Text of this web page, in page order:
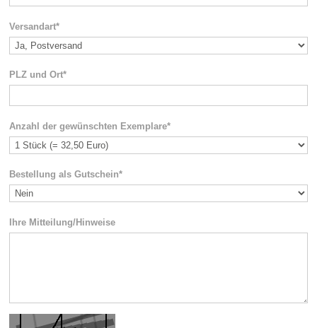
Versandart*
PLZ und Ort*
Anzahl der gewünschten Exemplare*
Bestellung als Gutschein*
Ihre Mitteilung/Hinweise